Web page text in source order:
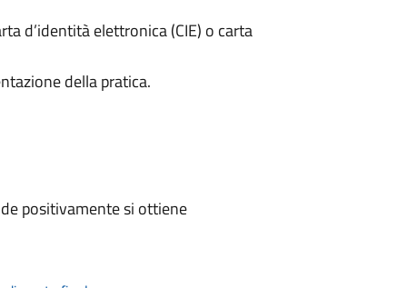
d’identità elettronica (CIE) o carta
della pratica.
positivamente si ottiene